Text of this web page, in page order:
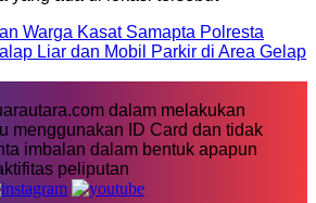
Warga Kasat Samapta Polresta
Liar dan Mobil Parkir di Area Gelap
dalam melakukan
menggunakan ID Card dan tidak
imbalan dalam bentuk apapun
peliputan